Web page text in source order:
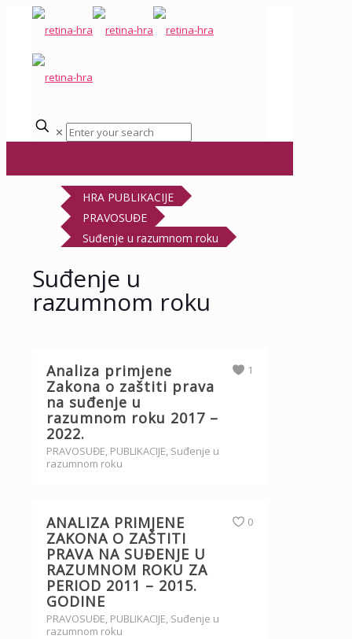
✕
HRA PUBLIKACIJE
PRAVOSUĐE
Suđenje u razumnom roku
Suđenje u
razumnom roku
Analiza primjene
Zakona o zaštiti prava
na suđenje u
razumnom roku 2017 –
2022.
PRAVOSUĐE, PUBLIKACIJE, Suđenje u
razumnom roku
1
ANALIZA PRIMJENE
ZAKONA O ZAŠTITI
PRAVA NA SUĐENJE U
RAZUMNOM ROKU ZA
PERIOD 2011 – 2015.
GODINE
PRAVOSUĐE, PUBLIKACIJE, Suđenje u
razumnom roku
0